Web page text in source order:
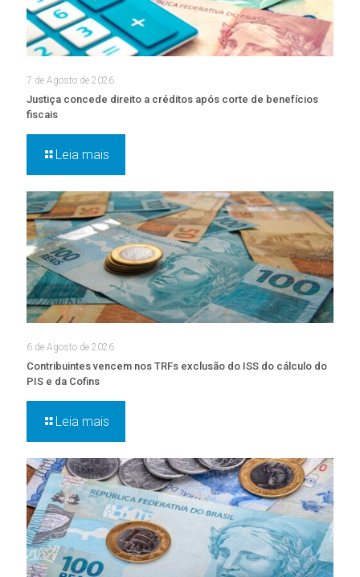
7 de Agosto de 2026
Justiça concede direito a créditos após corte de benefícios
fiscais
Leia mais
6 de Agosto de 2026
Contribuintes vencem nos TRFs exclusão do ISS do cálculo do
PIS e da Cofins
Leia mais